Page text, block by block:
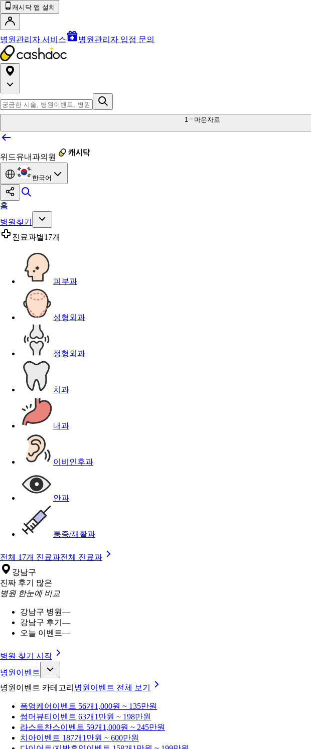
캐시닥 앱 설치
병원관리자 서비스 병원관리자 입점 문의
1 마운자로
위드유내과의원
한국어
홈
병원찾기
진료과별17개
피부과
성형외과
정형외과
치과
내과
이비인후과
안과
통증/재활과
전체 17개 진료과전체 진료과
강남구
진짜 후기 많은
병원 한눈에 비교
강남구 병원—
강남구 후기 —
오늘 이벤트—
병원 찾기 시작
병원이벤트
병원이벤트 카테고리 병원이벤트 전체 보기
폭염케어 이벤트 56개 1,000원 ~ 135만원
썸머뷰티 이벤트 63개 1만원 ~ 198만원
라스트찬스이벤트 59개 1,000원 ~ 245만원
치아이벤트 187개 1만원 ~ 600만원